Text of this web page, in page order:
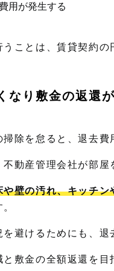
用が発生する
ことは、賃貸契約の
なり敷金の返還
除を怠ると、退去費
不動産管理会社が部
や壁の汚れ、キッチ
を避けるためにも、退
敷金の全額返還を目